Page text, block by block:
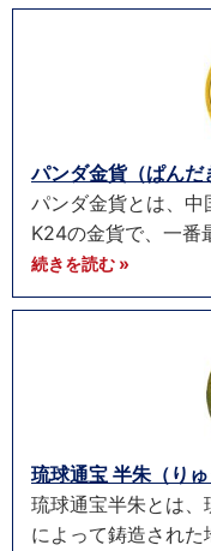
パンダ金貨（ぱんだ
パンダ金貨とは、中
K24の金貨で、一番
続きを読む »
琉球通宝 半朱（り
琉球通宝半朱とは
によって鋳造された